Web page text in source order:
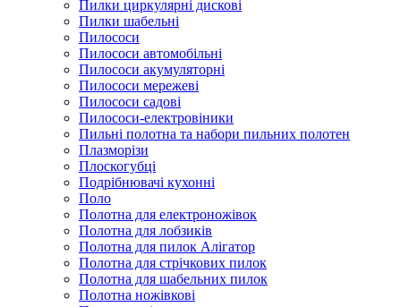
Пилки циркулярні дискові
Пилки шабельні
Пилососи
Пилососи автомобільні
Пилососи акумуляторні
Пилососи мережеві
Пилососи садові
Пилососи-електровіники
Пильні полотна та набори пильних полотен
Плазморізи
Плоскогубці
Подрібнювачі кухонні
Поло
Полотна для електроножівок
Полотна для лобзиків
Полотна для пилок Алігатор
Полотна для стрічкових пилок
Полотна для шабельних пилок
Полотна ножівкові